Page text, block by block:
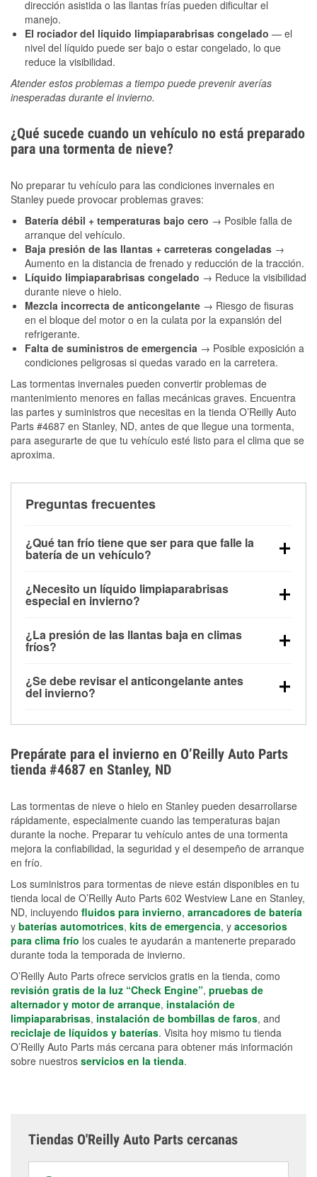
dirección asistida o las llantas frías pueden dificultar el
manejo.
El rociador del líquido limpiaparabrisas congelado — el
nivel del líquido puede ser bajo o estar congelado, lo que
reduce la visibilidad.
Atender estos problemas a tiempo puede prevenir averías
inesperadas durante el invierno.
¿Qué sucede cuando un vehículo no está preparado
para una tormenta de nieve?
No preparar tu vehículo para las condiciones invernales en
Stanley puede provocar problemas graves:
Batería débil + temperaturas bajo cero → Posible falla de
arranque del vehículo.
Baja presión de las llantas + carreteras congeladas →
Aumento en la distancia de frenado y reducción de la tracción.
Líquido limpiaparabrisas congelado → Reduce la visibilidad
durante nieve o hielo.
Mezcla incorrecta de anticongelante → Riesgo de fisuras
en el bloque del motor o en la culata por la expansión del
refrigerante.
Falta de suministros de emergencia → Posible exposición a
condiciones peligrosas si quedas varado en la carretera.
Las tormentas invernales pueden convertir problemas de
mantenimiento menores en fallas mecánicas graves. Encuentra
las partes y suministros que necesitas en la tienda O’Reilly Auto
Parts #4687 en Stanley, ND, antes de que llegue una tormenta,
para asegurarte de que tu vehículo esté listo para el clima que se
aproxima.
Preguntas frecuentes
¿Qué tan frío tiene que ser para que falle la
batería de un vehículo?
debajo de los 32 °F y puede perder hasta la mitad de
su potencia de arranque cerca de los 0 °F, lo que
arranque.
¿Necesito un líquido limpiaparabrisas
especial en invierno?
la congelación y ayuda a disolver la sal y la nieve
derretida en la carretera para mejorar la visibilidad.
¿La presión de las llantas baja en climas
fríos?
alrededor de 1 PSI por cada 10 °F que baja la
temperatura. Puedes obtener más información sobre
¿Se debe revisar el anticongelante antes
del invierno?
el sobrecalentamiento en condiciones de frío
extremo. Aprende cómo comprobar la protección
anticongelante en nuestra sección How-To.
Prepárate para el invierno en O’Reilly Auto Parts
tienda #4687 en Stanley, ND
Las tormentas de nieve o hielo en Stanley pueden desarrollarse
rápidamente, especialmente cuando las temperaturas bajan
durante la noche. Preparar tu vehículo antes de una tormenta
mejora la confiabilidad, la seguridad y el desempeño de arranque
en frío.
Los suministros para tormentas de nieve están disponibles en tu
tienda local de O’Reilly Auto Parts 602 Westview Lane en Stanley,
ND, incluyendo fluidos para invierno, arrancadores de batería
y baterías automotrices, kits de emergencia, y accesorios
para clima frío los cuales te ayudarán a mantenerte preparado
durante toda la temporada de invierno.
O’Reilly Auto Parts ofrece servicios gratis en la tienda, como
revisión gratis de la luz “Check Engine”, pruebas de
alternador y motor de arranque, instalación de
limpiaparabrisas, instalación de bombillas de faros, and
reciclaje de líquidos y baterías. Visita hoy mismo tu tienda
O’Reilly Auto Parts más cercana para obtener más información
sobre nuestros servicios en la tienda.
Tiendas O'Reilly Auto Parts cercanas